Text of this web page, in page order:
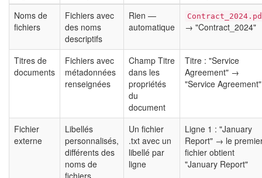
Noms de
fichiers
Fichiers avec
des noms
descriptifs
Rien —
automatique
→ "Contract_2024"
Titres de
documents
Fichiers avec
métadonnées
renseignées
Champ Titre
dans les
propriétés
du
document
Titre : "Service
Agreement" →
"Service Agreement"
Fichier
externe
Libellés
personnalisés,
différents des
noms de
Un fichier
.txt avec un
libellé par
ligne
Ligne 1 : "January
Report" → le
fichier obtient
"January Report"